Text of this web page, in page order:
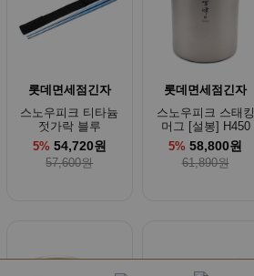
롯데면세점긴자
스노우피크 티타늄
젓가락 블루
5% 54,720원
57,600원
롯데면세점긴자
스노우피크 스태킹
머그 [설봉] H450
5% 58,800원
61,890원